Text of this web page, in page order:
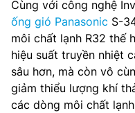
Cùng với công nghệ
ống gió Panasonic S-
môi chất lạnh R32 thế
hiệu suất truyền nhiệt
sâu hơn, mà còn vô
giảm thiểu lượng khí
các dòng môi chất